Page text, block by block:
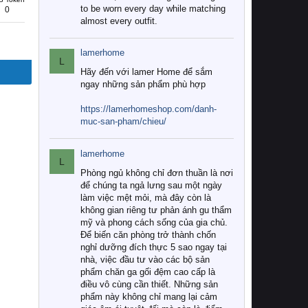
0
to be worn every day while matching
almost every outfit.
L
lamerhome
Hãy đến với lamer Home để sắm
ngay những sản phẩm phù hợp
https://lamerhomeshop.com/danh-
muc-san-pham/chieu/
L
lamerhome
Phòng ngủ không chỉ đơn thuần là nơi
để chúng ta ngả lưng sau một ngày
làm việc mệt mỏi, mà đây còn là
không gian riêng tư phản ánh gu thẩm
mỹ và phong cách sống của gia chủ.
Để biến căn phòng trở thành chốn
nghỉ dưỡng đích thực 5 sao ngay tại
nhà, việc đầu tư vào các bộ sản
phẩm chăn ga gối đệm cao cấp là
điều vô cùng cần thiết. Những sản
phẩm này không chỉ mang lại cảm